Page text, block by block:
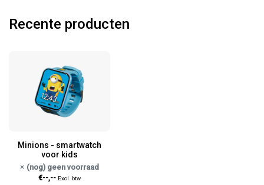
Recente producten
Minions - smartwatch
voor kids
(nog) geen voorraad
€--,-- Excl. btw